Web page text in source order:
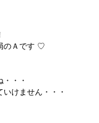
のＡです ♡
・・
けません・・・